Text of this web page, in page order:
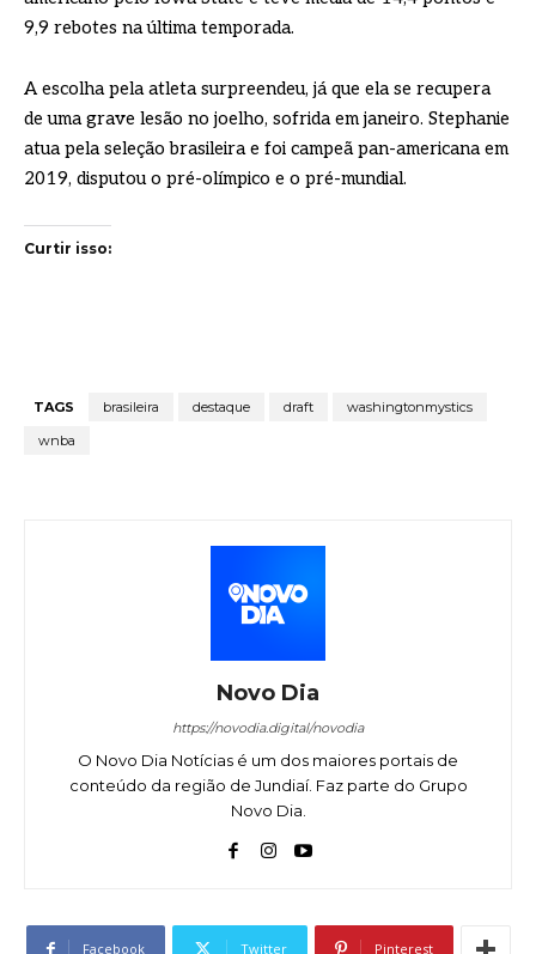
9,9 rebotes na última temporada.
A escolha pela atleta surpreendeu, já que ela se recupera
de uma grave lesão no joelho, sofrida em janeiro. Stephanie
atua pela seleção brasileira e foi campeã pan-americana em
2019, disputou o pré-olímpico e o pré-mundial.
Curtir isso:
TAGS brasileira destaque draft
washingtonmystics
wnba
Novo Dia
https://novodia.digital/novodia
O Novo Dia Notícias é um dos maiores portais de
conteúdo da região de Jundiaí. Faz parte do Grupo
Novo Dia.
Facebook Twitter Pinterest